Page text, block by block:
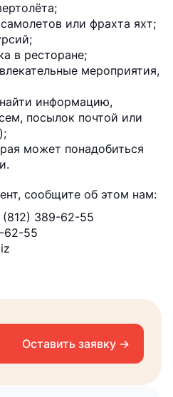
или фрахта яхт;
в ресторане;
мероприятия,
информацию,
посылок почтой или
может понадобиться
сообщите об этом нам:
(812) 389-62-55
62-55
Оставить заявку →